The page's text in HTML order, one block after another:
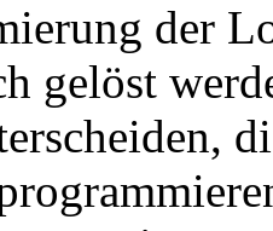
der
gelöst